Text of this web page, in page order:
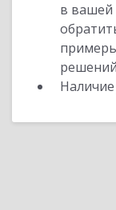
в вашей